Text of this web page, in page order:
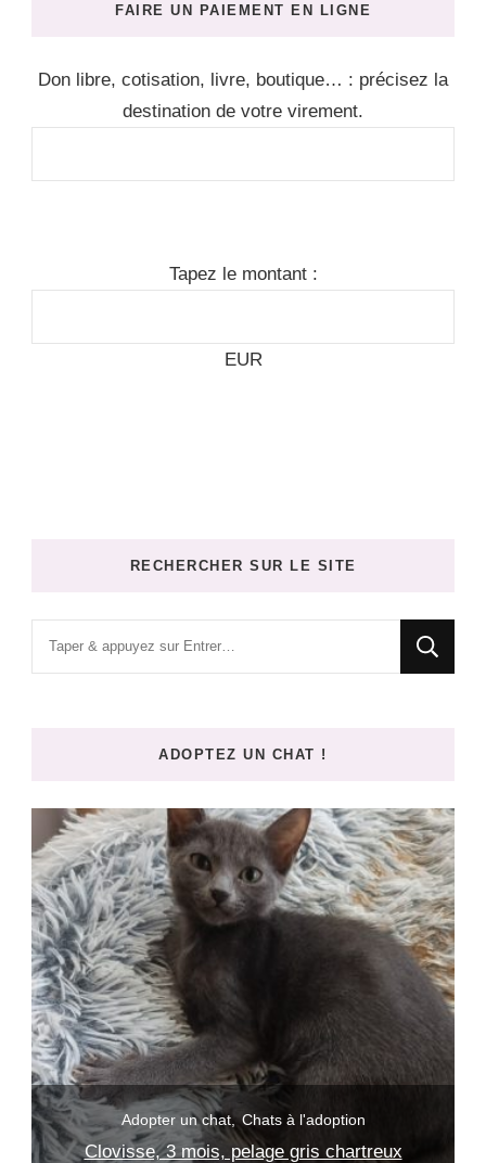
FAIRE UN PAIEMENT EN LIGNE
Don libre, cotisation, livre, boutique… : précisez la
destination de votre virement.
Tapez le montant :
EUR
RECHERCHER SUR LE SITE
ADOPTEZ UN CHAT !
Adopter un chat Chats à l'adoption
Clovisse, 3 mois, pelage gris chartreux